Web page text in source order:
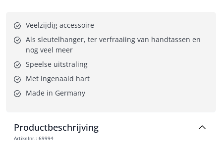
Veelzijdig accessoire
Als sleutelhanger, ter verfraaiing van handtassen en
nog veel meer
Speelse uitstraling
Met ingenaaid hart
Made in Germany
Productbeschrijving
Artikelnr.: 69994